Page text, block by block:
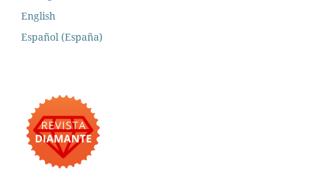
English
Español (España)